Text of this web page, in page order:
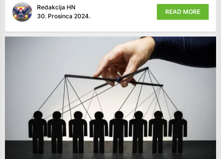
Redakcija HN
30. Prosinca 2024.
READ MORE